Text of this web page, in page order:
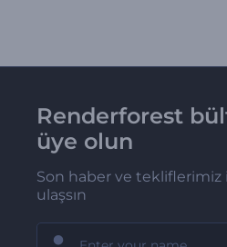
Renderforest
üye olun
Son haber ve tekliflerimiz
ulaşsın